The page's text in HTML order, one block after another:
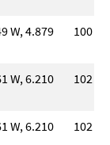
W, 4.879
100
W, 6.210
102
W, 6.210
102